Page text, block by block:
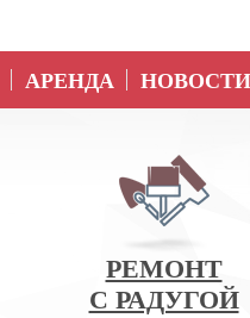
АРЕНДА НОВОСТИ
РЕМОНТ
С РАДУГОЙ